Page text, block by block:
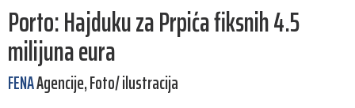
Porto: Hajduku za Prpića fiksnih 4.5
milijuna eura
FENAAgencije, Foto/ ilustracija